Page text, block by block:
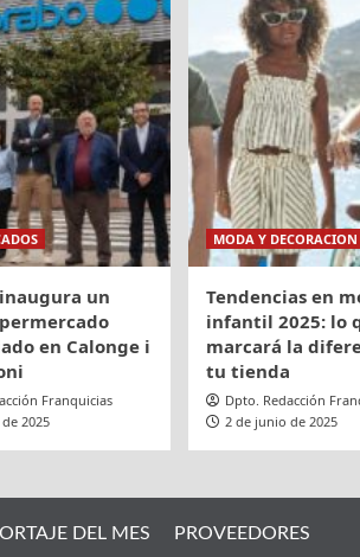
un
en Calonge i
Franquicias
2025
MODA Y DECORACION
Tendencias en
infantil 2025: lo
marcará la
tu tienda
Dpto. Redacción
2 de junio de 2025
DEL MES PROVEEDORES